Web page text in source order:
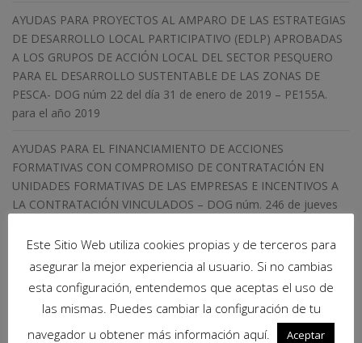
AYUDAS PARA PROYECTOS AL AMPARO DE LAS ESTRATEGIAS
DE DESARROLLO LOCAL PARTICIPATIVO (EDLP) APROBADAS
A LOS GRUPOS DE ACCIÓN LOCAL DEL SECTOR PESQUERO
PARA EL DESARROLLO SUSTENTABLE DE LAS ZONAS DE
PESCA- DOG núm 22 del día 31 de enero de 2019 – PE155A.
para el año 2019
AYUDAS PARA EL FINANCIAMIENTO DE ACCIONES
FORMATIVAS CON COMPROMISO DE CONTRATACIÓN EN
UNIDADES FORMATIVAS DE LAS EMPRESAS E INCENTIVOS A
LA CONTRATACIÓN VINCULADOS – DOG núm. 246 de jueves
COMENTARIOS RECIENTES
Este Sitio Web utiliza cookies propias y de terceros para
asegurar la mejor experiencia al usuario. Si no cambias
esta configuración, entendemos que aceptas el uso de
las mismas. Puedes cambiar la configuración de tu
navegador u obtener más información aquí.
Aceptar